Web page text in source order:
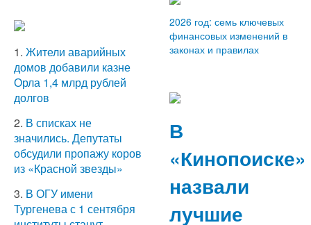
1. Жители аварийных
домов добавили казне
Орла 1,4 млрд рублей
долгов
2. В списках не
значились. Депутаты
обсудили пропажу коров
из «Красной звезды»
3. В ОГУ имени
Тургенева с 1 сентября
2026 год: семь ключевых
финансовых изменений в
законах и правилах
В
«Кинопоиске»
назвали
лучшие